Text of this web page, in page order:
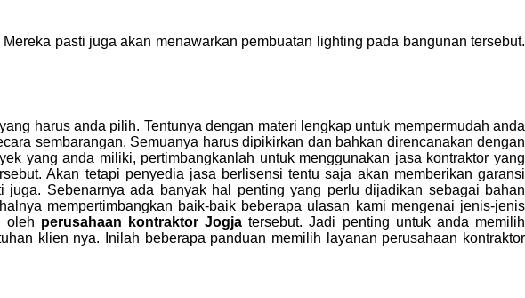
Mereka pasti juga akan menawarkan pembuatan lighting pada bangunan tersebut.
harus anda pilih. Tentunya dengan materi lengkap untuk mempermudah anda
sembarangan. Semuanya harus dipikirkan dan bahkan direncanakan dengan
yang anda miliki, pertimbangkanlah untuk menggunakan jasa kontraktor yang
Akan tetapi penyedia jasa berlisensi tentu saja akan memberikan garansi
Sebenarnya ada banyak hal penting yang perlu dijadikan sebagai bahan
mempertimbangkan baik-baik beberapa ulasan kami mengenai jenis-jenis
oleh perusahaan kontraktor Jogjatersebut. Jadi penting untuk anda memilih
klien nya. Inilah beberapa panduan memilih layanan perusahaan kontraktor